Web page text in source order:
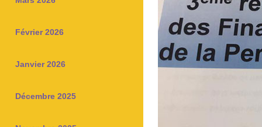
Février 2026
Janvier 2026
Décembre 2025